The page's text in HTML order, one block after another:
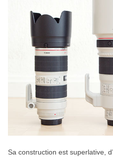
Sa construction est superlative,